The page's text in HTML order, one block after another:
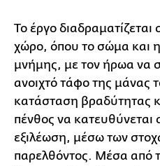
Το έργο διαδραματίζεται
χώρο, όπου το σώμα και η
μνήμης, με τον ήρωα να
ανοιχτό τάφο της μάνας
κατάσταση βραδύτητας
πένθος να κατευθύνεται
εξιλέωση, μέσω των
παρελθόντος. Μέσα από